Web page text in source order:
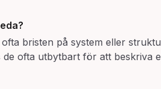
?
bristen på system eller
ofta utbytbart för att beskriva